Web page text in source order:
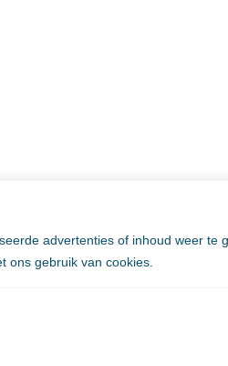
advertenties of inhoud weer te
ons gebruik van cookies.